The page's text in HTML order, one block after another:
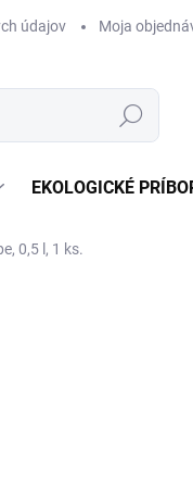
údajov Moja
Hľadať
EKOLOGICKÉ
0,5 l, 1 ks.